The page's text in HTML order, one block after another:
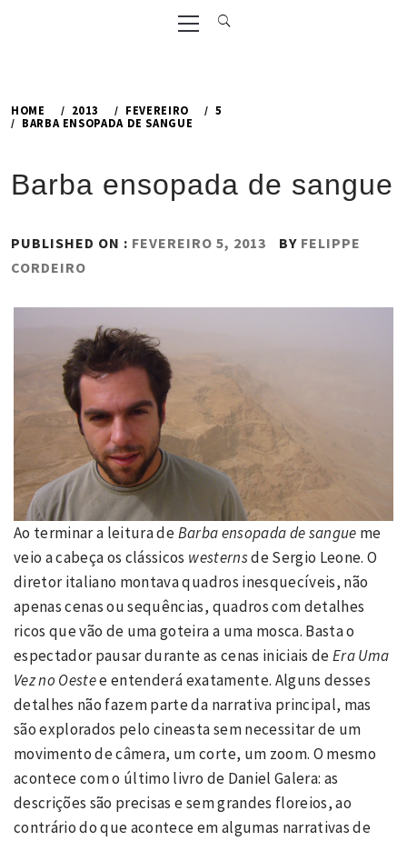
Primary
Menu
HOME 2013 FEVEREIRO
5
BARBA ENSOPADA DE SANGUE
Barba ensopada de sangue
PUBLISHED ON : FEVEREIRO 5, 2013 BY FELIPPE
CORDEIRO
Ao terminar a leitura deBarba ensopada de sangue me
veio a cabeça os clássicos westernsde Sergio Leone. O
diretor italiano montava quadros inesquecíveis, não
apenas cenas ou sequências, quadros com detalhes
ricos que vão de uma goteira a uma mosca. Basta o
espectador pausar durante as cenas iniciais deEra Uma
Vez no Oestee entenderá exatamente. Alguns desses
detalhes não fazem parte da narrativa principal, mas
são explorados pelo cineasta sem necessitar de um
movimento de câmera, um corte, um zoom. O mesmo
acontece com o último livro de Daniel Galera: as
descrições são precisas e sem grandes floreios, ao
contrário do que acontece em algumas narrativas de